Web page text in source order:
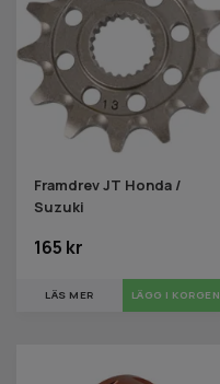
Framdrev JT Honda /
Suzuki
165 kr
LÄS MER LÄGG I KORGEN